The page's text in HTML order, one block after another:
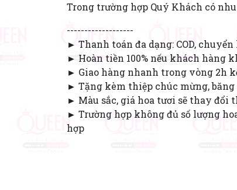
Trong trường hợp Quý Khách có
-------------------
► Thanh toán đa dạng: COD, chuyển
► Hoàn tiền 100% nếu khách hàng
► Giao hàng nhanh trong vòng 2h
► Tặng kèm thiệp chúc mừng,
► Màu sắc, giá hoa tươi sẽ thay đổi
► Trường hợp không đủ số lượng
hợp